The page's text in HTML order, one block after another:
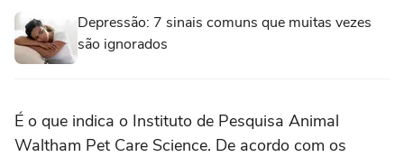
Depressão: 7 sinais comuns que muitas vezes
são ignorados
É o que indica o Instituto de Pesquisa Animal
Waltham Pet Care Science. De acordo com os